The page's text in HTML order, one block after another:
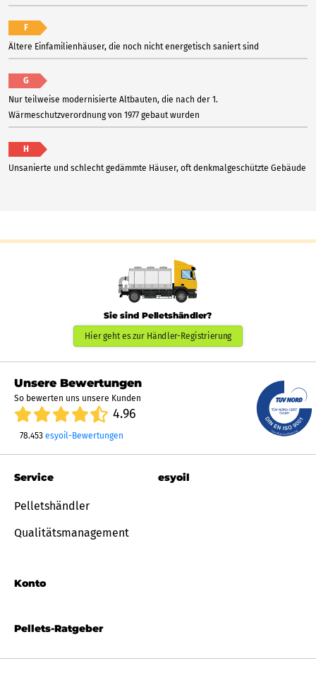
F
Ältere Einfamilienhäuser, die noch nicht energetisch saniert sind
G
Nur teilweise modernisierte Altbauten, die nach der 1.
Wärmeschutzverordnung von 1977 gebaut wurden
H
Unsanierte und schlecht gedämmte Häuser, oft denkmalgeschützte Gebäude
Sie sind Pelletshändler?
Hier geht es zur Händler-Registrierung
Unsere Bewertungen
So bewerten uns unsere Kunden
4.96
78.453 esyoil-Bewertungen
Pellets-Ratgeber
Service
Pelletshändler
Qualitätsmanagement
Konto
esyoil